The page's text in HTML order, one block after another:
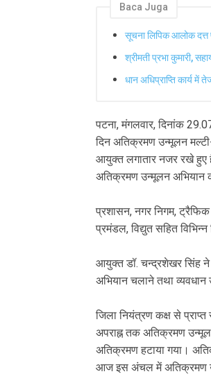
Baca Juga
सूचना लिपिक आलोक
श्रीमती प्रभा कुमारी,
धान अधिप्राप्ति कार्य में
पटना, मंगलवार, दिनांक
दिन अतिक्रमण उन्मूलन
आयुक्त लगातार नजर रखे हुए
अतिक्रमण उन्मूलन अभियान
प्रशासन, नगर निगम, ट्रैफिक
प्रमंडल, विद्युत सहित
आयुक्त डॉ. चन्द्रशेखर सिंह
अभियान चलाने तथा व्यवधान
जिला नियंत्रण कक्ष से
अपराह्न तक अतिक्रमण
अतिक्रमण हटाया गया।
आज इस अंचल में अतिक्रमण